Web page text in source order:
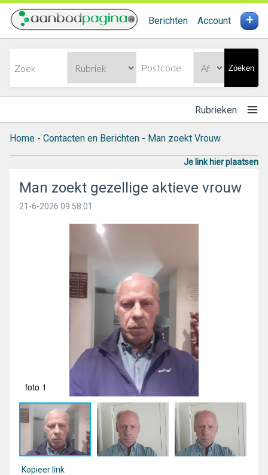
Berichten Account +
Zoeken
Rubrieken
Home - Contacten en Berichten - Man zoekt Vrouw
Je link hier plaatsen
Man zoekt gezellige aktieve vrouw
21-6-2026 09:58:01
foto 1
Kopieer link